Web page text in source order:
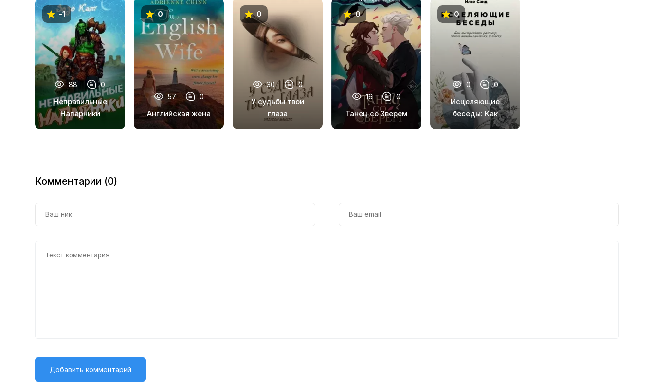
13 -1
88 0
Неправильные
Напарники
0
57 0
Английская жена
0
30 0
У судьбы твои
глаза
0
16 0
Танец со Зверем
0
0 0
Исцеляющие
беседы: Как
выстраивать
Комментарии (0)